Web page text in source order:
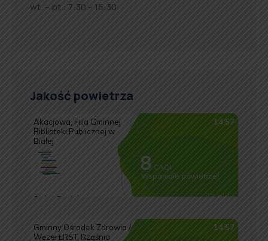
wt. – pt.: 7:30 – 15:30
Jakość powietrza